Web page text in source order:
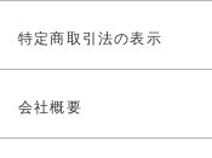
特定商取引法の表示
会社概要